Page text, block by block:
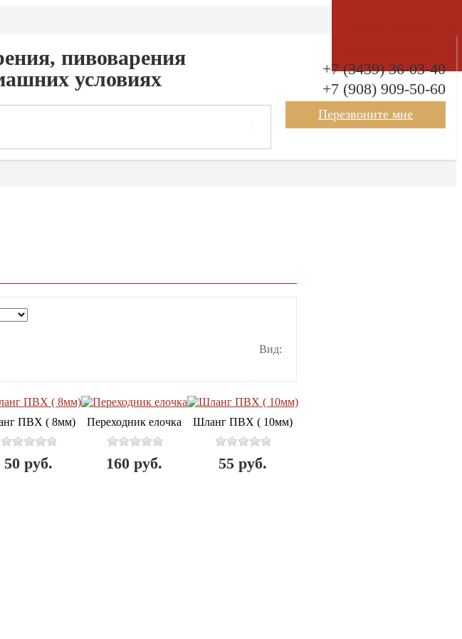
Контакты
пивоварения
условиях
+7 (3439) 36-03-40
+7 (908) 909-50-60
Перезвоните мне
Вид:
ПВХ ( 8мм)
50 руб.
Переходник елочка
160 руб.
Шланг ПВХ ( 10мм)
55 руб.